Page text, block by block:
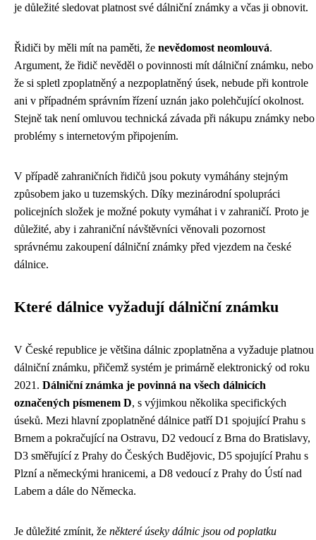
je důležité sledovat platnost své dálniční známky a včas ji obnovit.
Řidiči by měli mít na paměti, že nevědomost neomlouvá.
Argument, že řidič nevěděl o povinnosti mít dálniční známku, nebo
že si spletl zpoplatněný a nezpoplatněný úsek, nebude při kontrole
ani v případném správním řízení uznán jako polehčující okolnost.
Stejně tak není omluvou technická závada při nákupu známky nebo
problémy s internetovým připojením.
V případě zahraničních řidičů jsou pokuty vymáhány stejným
způsobem jako u tuzemských. Díky mezinárodní spolupráci
policejních složek je možné pokuty vymáhat i v zahraničí. Proto je
důležité, aby i zahraniční návštěvníci věnovali pozornost
správnému zakoupení dálniční známky před vjezdem na české
dálnice.
Které dálnice vyžadují dálniční známku
V České republice je většina dálnic zpoplatněna a vyžaduje platnou
dálniční známku, přičemž systém je primárně elektronický od roku
2021. Dálniční známka je povinná na všech dálnicích
označených písmenem D, s výjimkou několika specifických
úseků. Mezi hlavní zpoplatněné dálnice patří D1 spojující Prahu s
Brnem a pokračující na Ostravu, D2 vedoucí z Brna do Bratislavy,
D3 směřující z Prahy do Českých Budějovic, D5 spojující Prahu s
Plzní a německými hranicemi, a D8 vedoucí z Prahy do Ústí nad
Labem a dále do Německa.
Je důležité zmínit, že některé úseky dálnic jsou od poplatku